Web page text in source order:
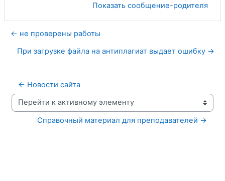
Показать сообщение-родителя
← не проверены работы
При загрузке файла на антиплагиат выдает ошибку →
← Новости сайта
Перейти к активному элементу
Справочный материал для преподавателей →